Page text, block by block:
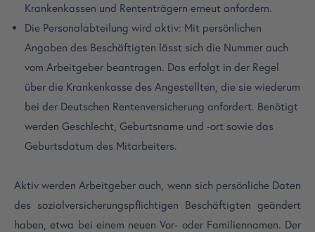
Krankenkassen und Rententrägern erneut anfordern.
Die Personalabteilung wird aktiv: Mit persönlichen
Angaben des Beschäftigten lässt sich die Nummer auch
vom Arbeitgeber beantragen. Das erfolgt in der Regel
über die Krankenkasse des Angestellten, die sie wiederum
bei der Deutschen Rentenversicherung anfordert. Benötigt
werden Geschlecht, Geburtsname und -ort sowie das
Geburtsdatum des Mitarbeiters.
Aktiv werden Arbeitgeber auch, wenn sich persönliche Daten
des sozialversicherungspflichtigen Beschäftigten geändert
haben, etwa bei einem neuen Vor- oder Familiennamen. Der